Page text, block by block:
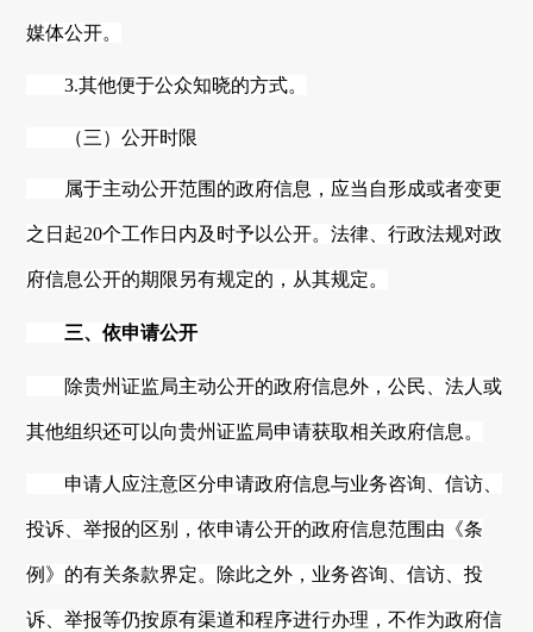
媒体公开。
3.其他便于公众知晓的方式。
（三）公开时限
属于主动公开范围的政府信息，应当自形成或者变更
之日起20个工作日内及时予以公开。法律、行政法规对政
府信息公开的期限另有规定的，从其规定。
三、依申请公开
除贵州证监局主动公开的政府信息外，公民、法人或
其他组织还可以向贵州证监局申请获取相关政府信息。
申请人应注意区分申请政府信息与业务咨询、信访、
投诉、举报的区别，依申请公开的政府信息范围由《条
例》的有关条款界定。除此之外，业务咨询、信访、投
诉、举报等仍按原有渠道和程序进行办理，不作为政府信